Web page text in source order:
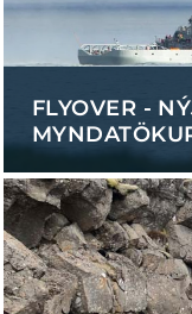
FLYOVER -